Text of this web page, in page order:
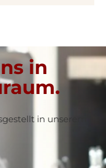
in
in unserem